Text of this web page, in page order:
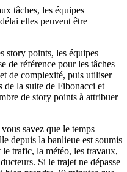
tâches, les équipes
elles peuvent être
story points, les équipes
de référence pour les tâches
de complexité, puis utiliser
de la suite de Fibonacci et
de story points à attribuer
savez que le temps
depuis la banlieue est soumis
trafic, la météo, les travaux,
Si le trajet ne dépasse